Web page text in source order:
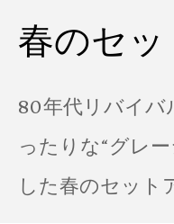
春のセ
80年代リバイバ
ったりな“グレ
した春のセット